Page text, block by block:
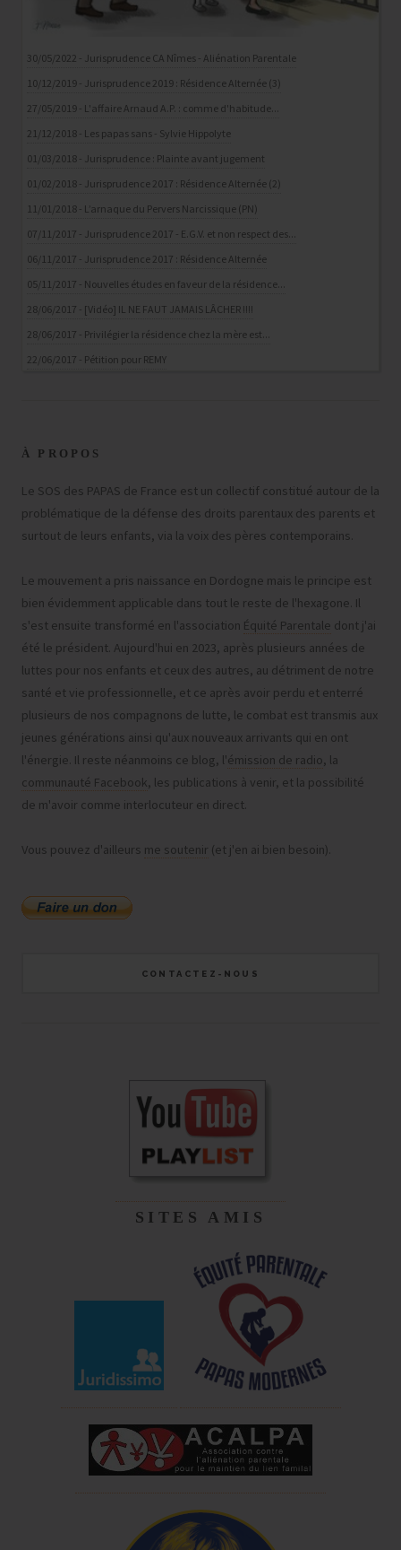
30/05/2022 - Jurisprudence CA Nîmes - Aliénation Parentale
10/12/2019 - Jurisprudence 2019 : Résidence Alternée (3)
27/05/2019 - L'affaire Arnaud A.P. : comme d'habitude...
21/12/2018 - Les papas sans - Sylvie Hippolyte
01/03/2018 - Jurisprudence : Plainte avant jugement
01/02/2018 - Jurisprudence 2017 : Résidence Alternée (2)
11/01/2018 - L’arnaque du Pervers Narcissique (PN)
07/11/2017 - Jurisprudence 2017 - E.G.V. et non respect des...
06/11/2017 - Jurisprudence 2017 : Résidence Alternée
05/11/2017 - Nouvelles études en faveur de la résidence...
28/06/2017 - [Vidéo] IL NE FAUT JAMAIS LÂCHER !!!!
28/06/2017 - Privilégier la résidence chez la mère est...
22/06/2017 - Pétition pour REMY
À PROPOS
Le SOS des PAPAS de France est un collectif constitué autour de la
problématique de la défense des droits parentaux des parents et
surtout de leurs enfants, via la voix des pères contemporains.
Le mouvement a pris naissance en Dordogne mais le principe est
bien évidemment applicable dans tout le reste de l'hexagone. Il
s'est ensuite transformé en l'association Équité Parentale dont j'ai
été le président. Aujourd'hui en 2023, après plusieurs années de
luttes pour nos enfants et ceux des autres, au détriment de notre
santé et vie professionnelle, et ce après avoir perdu et enterré
plusieurs de nos compagnons de lutte, le combat est transmis aux
jeunes générations ainsi qu'aux nouveaux arrivants qui en ont
l'énergie. Il reste néanmoins ce blog, l'émission de radio, la
communauté Facebook, les publications à venir, et la possibilité
de m'avoir comme interlocuteur en direct.
Vous pouvez d'ailleurs me soutenir (et j'en ai bien besoin).
CONTACTEZ-NOUS
SITES AMIS